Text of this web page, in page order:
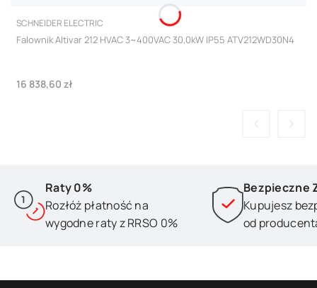
PRODUCENT
SCHNEIDER ELECTRIC
Falownik Altivar 212 HVAC 3~400VAC 30,0kW IP55 ATV212WD30N4
Cena
16 838,60 zł
Raty 0%
Rozłóż płatność na
wygodne raty z RRSO 0%
Bezpieczne
Kupujesz
od